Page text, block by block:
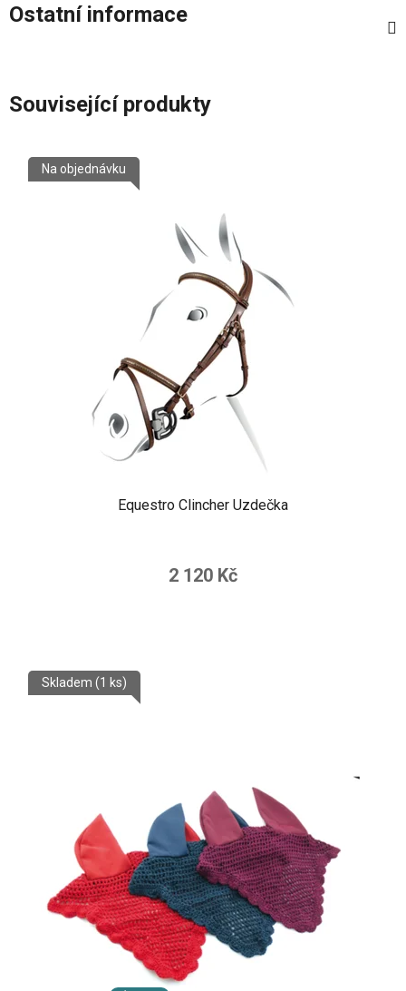
Ostatní informace
Související produkty
Equestro Clincher Uzdečka
Na objednávku
2 120 Kč
Skladem (1 ks)